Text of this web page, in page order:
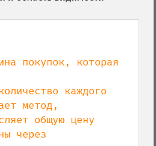
покупок, которая
каждого
метод,
общую цену
через